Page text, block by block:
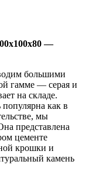
—
большими
гамме — серая и
на складе.
популярна как в
мы
представлена
цементе
крошки и
камень